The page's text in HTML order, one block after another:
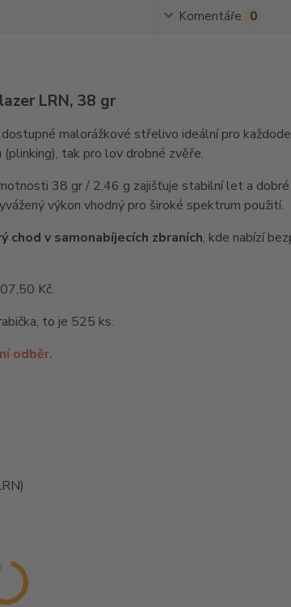
Komentáře 0
LRN, 38 gr
malorážkové střelivo ideální pro
tak pro lov drobné zvěře.
38 gr / 2,46 g zajišťuje stabilní let a
výkon vhodný pro široké spektrum použití.
chod v samonabíjecích zbraních, kde nabízí
Kč.
to je 525 ks.
odběr.